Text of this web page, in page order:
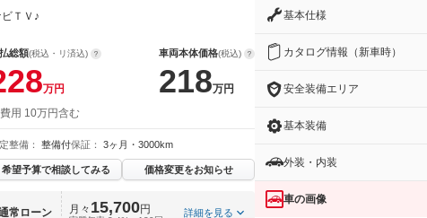
ＴＶ♪
総額(税込・リ済込)
万円
車両本体価格(税込)
218万円
用 10万円含む
整備： 整備付保証： 3ヶ月・3000km
希望予算で相談してみる 価格変更をお知らせ
常ローン 月々 15,700円 詳細を見る
基本仕様
カタログ情報（新車時）
安全装備エリア
基本装備
外装・内装
車の画像